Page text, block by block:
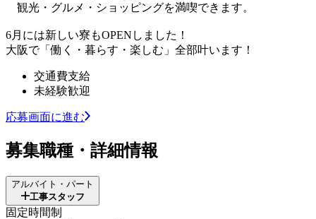
観光・グルメ・ショッピングを満喫できます。
6月には新しい寮もOPENしました！
大阪で「働く・暮らす・楽しむ」全部叶います！
交通費支給
未経験歓迎
応募画面に進む
募集職種・詳細情報
アルバイト・パート
工事スタッフ
固定時間制